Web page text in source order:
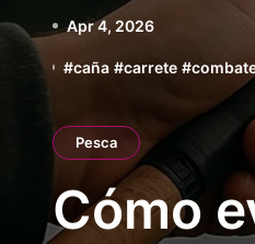
Apr 4, 2026
#caña #carrete #
Pesca
Cómo